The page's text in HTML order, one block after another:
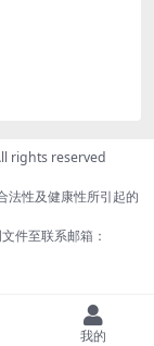
rights reserved
法性及健康性所引起的
件至联系邮箱：
我的